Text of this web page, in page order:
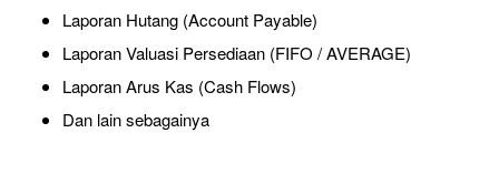
Laporan Hutang (Account Payable)
Laporan Valuasi Persediaan (FIFO / AVERAGE)
Laporan Arus Kas (Cash Flows)
Dan lain sebagainya